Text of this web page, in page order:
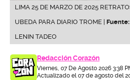
LIMA 25 DE MARZO DE 2025
UBEDA PARA DIARIO TROME | Fuente:
LENIN TADEO
Redacción Corazón
Viernes, 07 De Agosto 2026 3:38
Actualizado el 07 de agosto del